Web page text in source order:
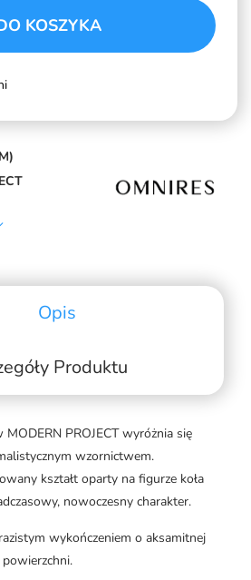
KOSZYKA
Opis
Produktu
MODERN PROJECT wyróżnia się
wzornictwem.
kształt oparty na figurze koła
nowoczesny charakter.
wykończeniem o aksamitnej